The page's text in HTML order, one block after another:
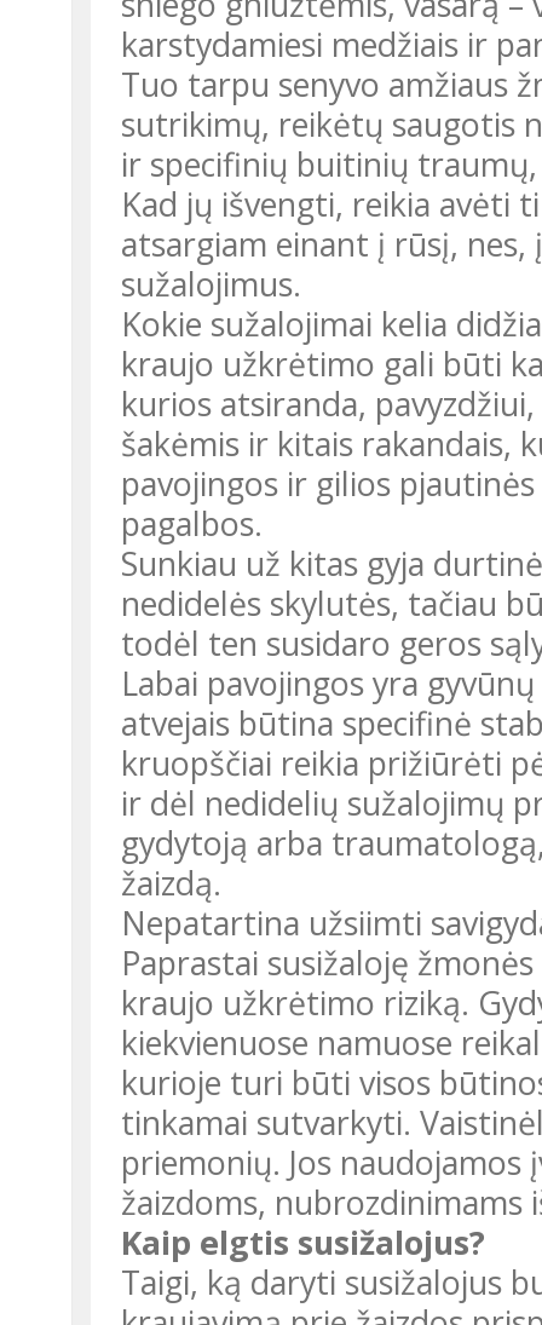
karstydamiesi medžiais ir
Tuo tarpu senyvo amžiaus
sutrikimų, reikėtų saugotis
ir specifinių buitinių
Kad jų išvengti, reikia avėti
atsargiam einant į rūsį,
sužalojimus.
Kokie sužalojimai kelia
kraujo užkrėtimo gali būti
kurios atsiranda,
šakėmis ir kitais rakandais,
pavojingos ir gilios
pagalbos.
Sunkiau už kitas gyja
nedidelės skylutės, tačiau
todėl ten susidaro geros
Labai pavojingos yra
atvejais būtina specifinė
kruopščiai reikia prižiūrėti
ir dėl nedidelių sužalojimų
gydytoją arba
žaizdą.
Nepatartina užsiimti
Paprastai susižaloję
kraujo užkrėtimo riziką.
kiekvienuose namuose
kurioje turi būti visos
tinkamai sutvarkyti.
priemonių. Jos
žaizdoms,
Kaip elgtis susižalojus?
Taigi, ką daryti susižalojus